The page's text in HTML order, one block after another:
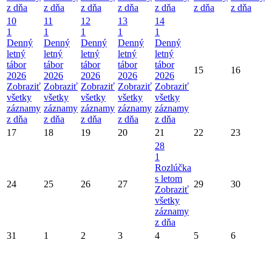
z dňa
z dňa
z dňa
z dňa
z dňa
z dňa
z dňa
10
1
Denný
letný
tábor
2026
Zobraziť
všetky
záznamy
z dňa
11
1
Denný
letný
tábor
2026
Zobraziť
všetky
záznamy
z dňa
12
1
Denný
letný
tábor
2026
Zobraziť
všetky
záznamy
z dňa
13
1
Denný
letný
tábor
2026
Zobraziť
všetky
záznamy
z dňa
14
1
Denný
letný
tábor
2026
Zobraziť
všetky
záznamy
z dňa
15 16
17 18 19 20 21 22 23
24 25 26 27
28
1
Rozlúčka
s letom
Zobraziť
všetky
záznamy
z dňa
29 30
31 1 2 3 4 5 6